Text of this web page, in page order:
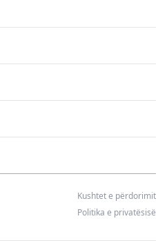
Kushtet e përdorimit
Politika e privatësisë